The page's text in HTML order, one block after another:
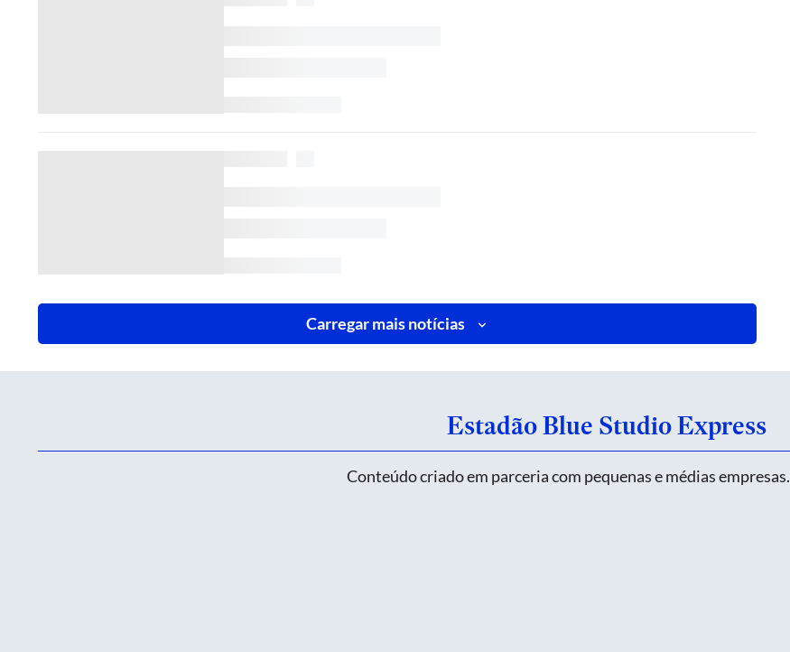
Carregar mais notícias
Estadão Blue Studio Express
Conteúdo criado em parceria com pequenas e médias empresas.